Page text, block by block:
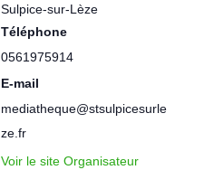
Sulpice-sur-Lèze
Téléphone
0561975914
E-mail
mediatheque@stsulpicesurle
ze.fr
Voir le site Organisateur